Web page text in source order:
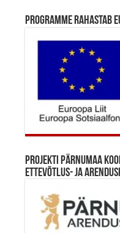
Programme rahastab
Projekti Pärnumaa
Ettevõtlus- ja